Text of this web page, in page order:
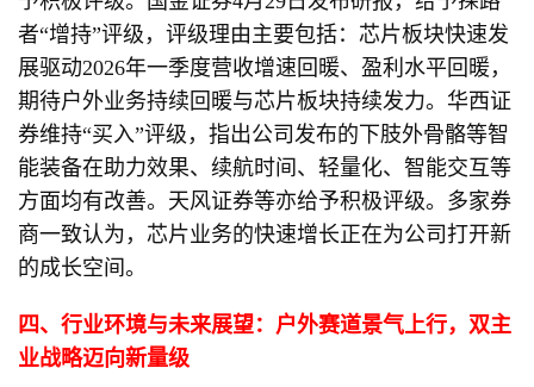
者“增持”评级，评级理由主要包括：芯片板块快速发
展驱动2026年一季度营收增速回暖、盈利水平回暖，
期待户外业务持续回暖与芯片板块持续发力。华西证
券维持“买入”评级，指出公司发布的下肢外骨骼等智
能装备在助力效果、续航时间、轻量化、智能交互等
方面均有改善。天风证券等亦给予积极评级。多家券
商一致认为，芯片业务的快速增长正在为公司打开新
的成长空间。
四、行业环境与未来展望：户外赛道景气上行，双主
业战略迈向新量级